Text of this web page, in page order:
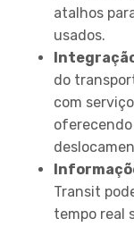
atalhos
usados.
do
com
oferecendo
Transit
tempo real